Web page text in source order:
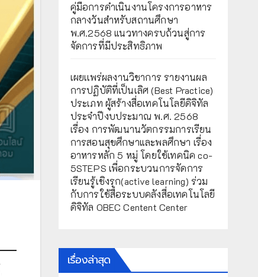
คู่มือการดำเนินงานโครงการอาหาร
กลางวันสำหรับสถานศึกษา
พ.ศ.2568 แนวทางครบถ้วนสู่การ
จัดการที่มีประสิทธิภาพ
เผยเเพร่ผลงานวิชาการ รายงานผล
การปฏิบัติที่เป็นเลิศ (Best Practice)
ประเภท ผู้สร้างสื่อเทคโนโลยีดิจิทัล
ประจำปีงบประมาณ พ.ศ. 2568
เรื่อง การพัฒนานวัตกรรมการเรียน
การสอนสุขศึกษาและพลศึกษา เรื่อง
อาหารหลัก 5 หมู่ โดยใช้เทคนิค co-
5STEPS เพื่อกระบวนการจัดการ
เรียนรู้เชิงรุก(active learning) ร่วม
กับการใช้สื่อระบบคลังสื่อเทคโนโลยี
ดิจิทัล OBEC Centent Center
เรื่องล่าสุด